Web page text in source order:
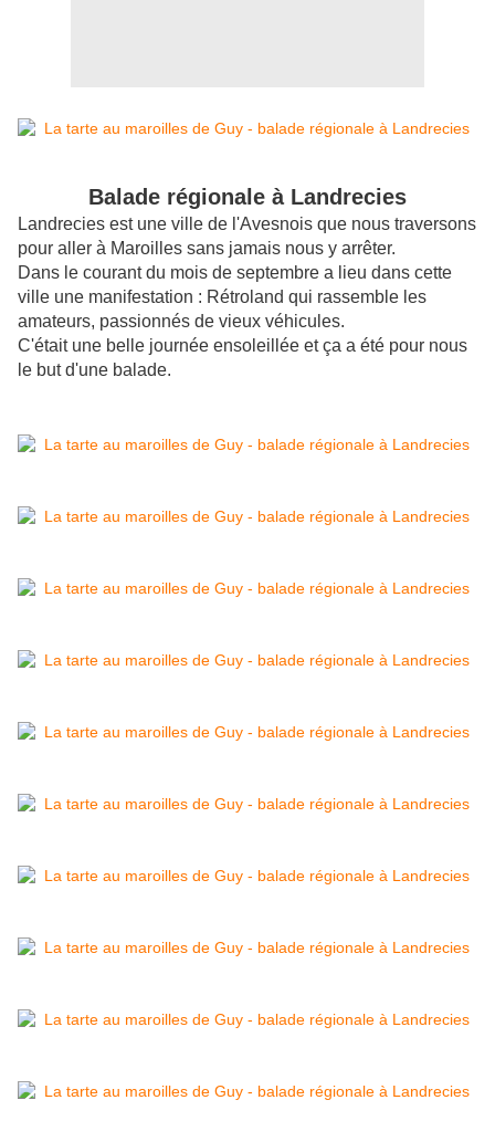
Balade régionale à Landrecies
Landrecies est une ville de l'Avesnois que nous traversons
pour aller à Maroilles sans jamais nous y arrêter.
Dans le courant du mois de septembre a lieu dans cette
ville une manifestation : Rétroland qui rassemble les
amateurs, passionnés de vieux véhicules.
C'était une belle journée ensoleillée et ça a été pour nous
le but d'une balade.